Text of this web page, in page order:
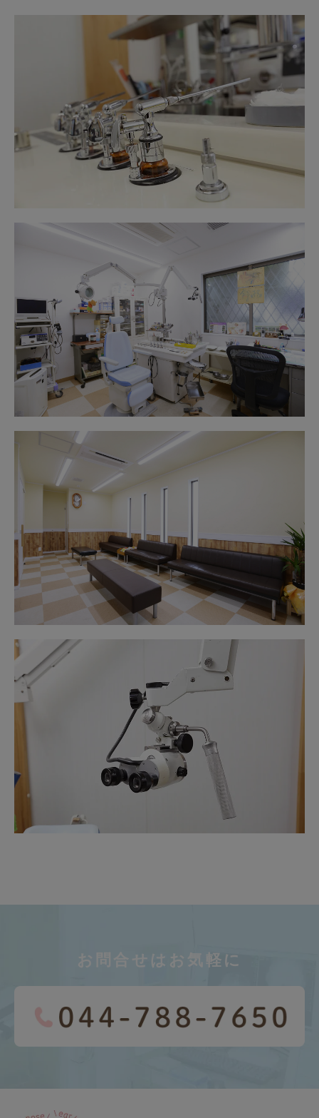
お問合せは お気軽に